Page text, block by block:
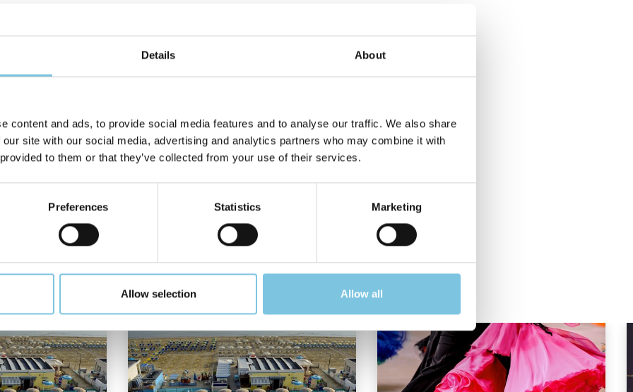
Details About
content and ads, to provide social media features and to analyse our traffic. We also share
site with our social media, advertising and analytics partners who may combine it with
to them or that they’ve collected from your use of their services.
Preferences Statistics Marketing
Allow selection Allow all
💪
anfordern